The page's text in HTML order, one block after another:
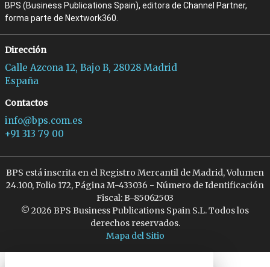
BPS (Business Publications Spain), editora de Channel Partner,
forma parte de Nextwork360.
Dirección
Calle Azcona 12, Bajo B, 28028 Madrid
España
Contactos
info@bps.com.es
+91 313 79 00
BPS está inscrita en el Registro Mercantil de Madrid, Volumen
24.100, Folio 172, Página M-433036 - Número de Identificación
Fiscal: B-85062503
© 2026 BPS Business Publications Spain S.L. Todos los
derechos reservados.
Mapa del Sitio